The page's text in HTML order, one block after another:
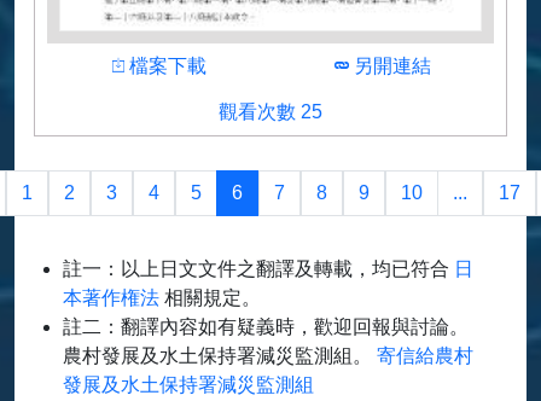
下載
檔案下載 下載
另開連結
觀看次數 25
1 2 3 4 5 6 7 8 9 10 ... 17
註一：以上日文文件之翻譯及轉載，均已符合 日
本著作権法 相關規定。
註二：翻譯內容如有疑義時，歡迎回報與討論。
農村發展及水土保持署減災監測組。 寄信給農村
發展及水土保持署減災監測組